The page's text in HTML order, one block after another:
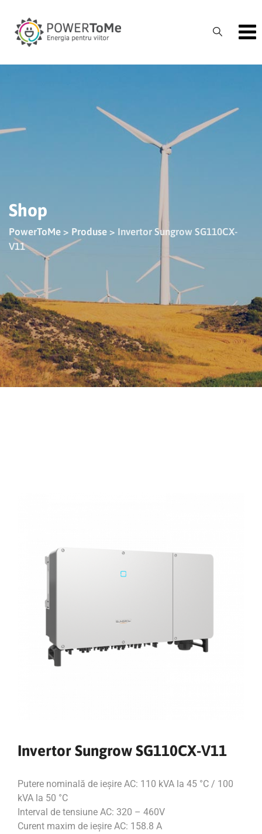
content
Shop
PowerToMe > Produse > Invertor Sungrow SG110CX-
V11
Invertor Sungrow SG110CX-V11
Putere nominală de ieșire AC: 110 kVA la 45 °C / 100
kVA la 50 °C
Interval de tensiune AC: 320 – 460V
Curent maxim de ieșire AC: 158.8 A